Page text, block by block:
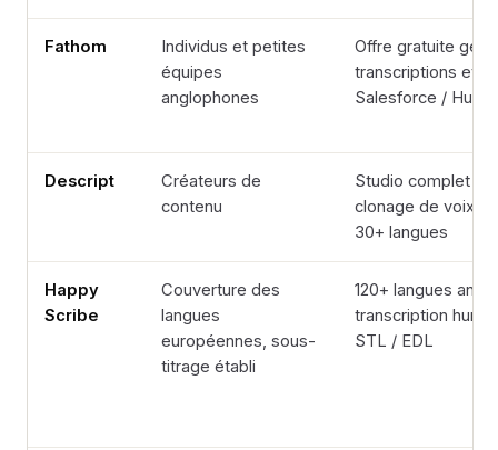
Fathom
Individus et petites
équipes
anglophones
Offre gratuite
transcriptions et
Salesforce /
Descript
Créateurs de
contenu
Studio complet :
clonage de voix
30+ langues
Happy
Scribe
Couverture des
langues
européennes, sous-
titrage établi
120+ langues
transcription
STL / EDL